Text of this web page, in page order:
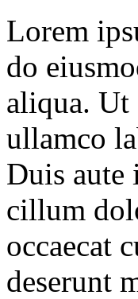
Lorem
do
aliqua. Ut
ullamco
Duis aute
cillum
occaecat
deserunt